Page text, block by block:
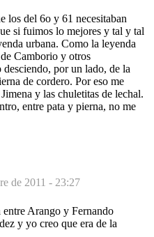
los del 6o y 61 necesitaban
si fuimos lo mejores y tal y tal
urbana. Como la leyenda
Camborio y otros
desciendo, por un lado, de la
de cordero. Por eso me
y las chuletitas de lechal.
entre pata y pierna, no me
de 2011 - 23:27
entre Arango y Fernando
y yo creo que era de la